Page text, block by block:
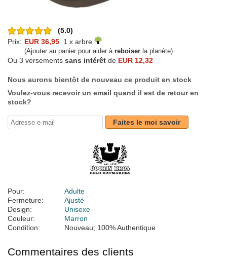
(5.0)
Prix: EUR 36,95 1 x arbre
(Ajouter au panier pour aider à reboiser la planète)
Ou 3 versements sans intérêt de EUR 12,32
Nous aurons bientôt de nouveau ce produit en stock
Voulez-vous recevoir un email quand il est de retour en
stock?
Faites le moi savoir
Pour:
Adulte
Fermeture:
Ajusté
Design:
Unisexe
Couleur:
Marron
Condition:
Nouveau; 100% Authentique
Commentaires des clients